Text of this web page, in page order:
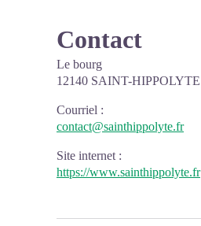
Contact
Le bourg
12140 SAINT-HIPPOLYTE
Courriel :
contact@sainthippolyte.fr
Site internet :
https://www.sainthippolyte.fr